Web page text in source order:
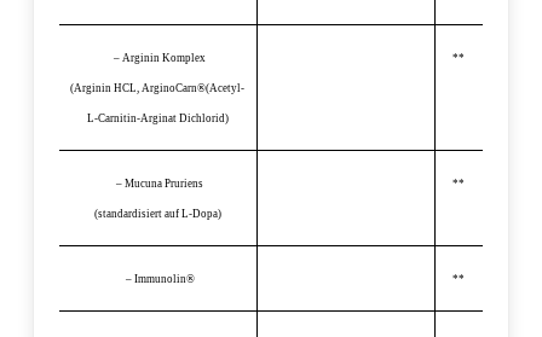
– Arginin Komplex
(Arginin HCL, ArginoCarn®(Acetyl-
L-Carnitin-Arginat Dichlorid)
**
– Mucuna Pruriens
(standardisiert auf L-Dopa)
**
– Immunolin® **